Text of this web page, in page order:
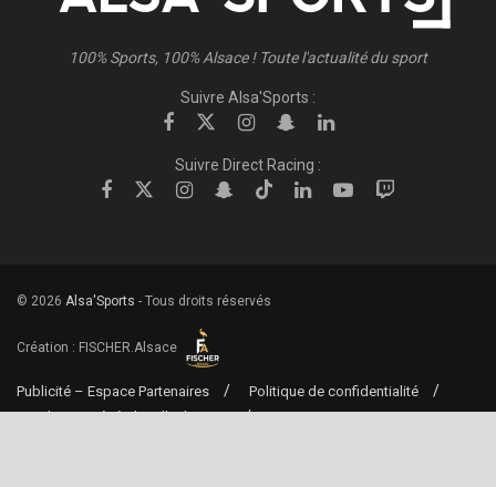
100% Sports, 100% Alsace ! Toute l'actualité du sport
Suivre Alsa'Sports :
Suivre Direct Racing :
© 2026 Alsa'Sports - Tous droits réservés
Création : FISCHER.Alsace
Publicité – Espace Partenaires
Politique de confidentialité
Conditions générales d’utilisation